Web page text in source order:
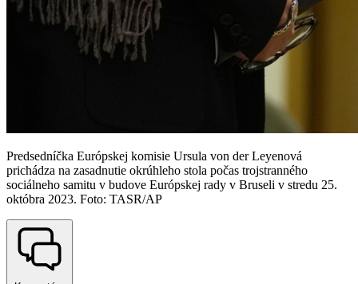
Predsedníčka Európskej komisie Ursula von der Leyenová
prichádza na zasadnutie okrúhleho stola počas trojstranného
sociálneho samitu v budove Európskej rady v Bruseli v stredu 25.
októbra 2023. Foto: TASR/AP